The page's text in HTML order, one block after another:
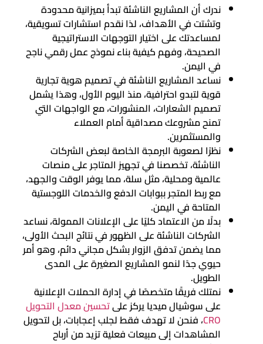
ندرك أن المشاريع الناشئة تبدأ بميزانية محدودة
وتشتت في الأهداف، لذا نقدم استشارات تسويقية،
لمساعدتك على اختيار التوجهات الاستراتيجية
الصحيحة، وفهم كيفية بناء نموذج عمل رقمي ناجح
في اليمن.
نساعد المشاريع الناشئة في تصميم هوية تجارية
قوية لتبدو احترافية، منذ اليوم الأول، وهذا يشمل
تصميم الشعارات، المنشورات، مع الواجهات التي
تمنح مشروعك مصداقية أمام العملاء
والمستثمرين.
نظرًا لصعوبة البرمجة الخاصة لبعض الشركات
الناشئة، تخصصنا في تجهيز المتاجر على منصات
عالمية ومحلية، مثل سلة، مما يوفر الوقت والجهد،
مع ربط المتجر ببوابات الدفع والخدمات اللوجستية
المتاحة في اليمن.
بدلًا من الاعتماد كليًا على الإعلانات الممولة، نساعد
الشركات الناشئة على الظهور في نتائج البحث الأولى،
مما يضمن تدفق الزوار بشكل مجاني دائم، وهو أمر
حيوي جدًا لنمو المشاريع الصغيرة على المدى
الطويل.
نمتلك فريقًا متخصصًا في إدارة الحملات الإعلانية
على سوشيال ميديا يركز علىتحسين معدل التحويل
CRO، فنحن لا تهدف فقط لجلب إعجابات، بل لتحويل
المشاهدات إلى مبيعات فعلية تزيد من أرباح